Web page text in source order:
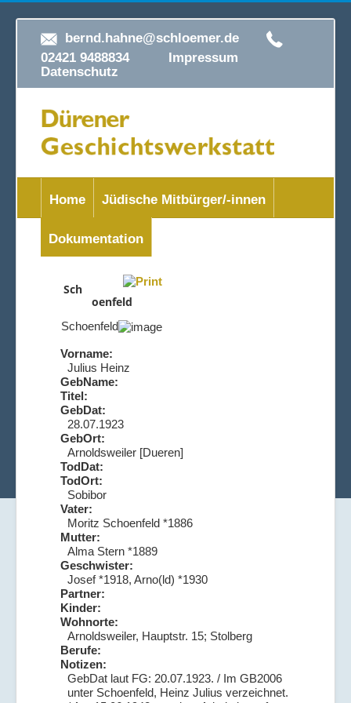
bernd.hahne@schloemer.de
02421 9488834 Impressum
Datenschutz
Home Jüdische Mitbürger/-innen
Dokumentation
Sch
oenfeld
Schoenfeld
Vorname:
Julius Heinz
GebName:
Titel:
GebDat:
28.07.1923
GebOrt:
Arnoldsweiler [Dueren]
TodDat:
TodOrt:
Sobibor
Vater:
Moritz Schoenfeld *1886
Mutter:
Alma Stern *1889
Geschwister:
Josef *1918, Arno(ld) *1930
Partner:
Kinder:
Wohnorte:
Arnoldsweiler, Hauptstr. 15; Stolberg
Berufe:
Notizen:
GebDat laut FG: 20.07.1923. / Im GB2006
unter Schoenfeld, Heinz Julius verzeichnet.